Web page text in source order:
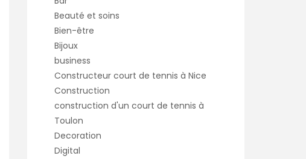
Beauté et soins
Bien-être
Bijoux
business
Constructeur court de tennis à Nice
Construction
construction d'un court de tennis à
Toulon
Decoration
Digital